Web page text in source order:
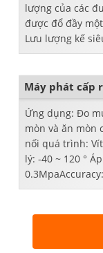
lượng của các
được đổ đầy
Lưu lượng kế
đổ đầy một
Máy phát cấp
Ứng dụng: Đo
mòn và ăn mòn
nối quá trình:
lý: -40 ~ 120 °